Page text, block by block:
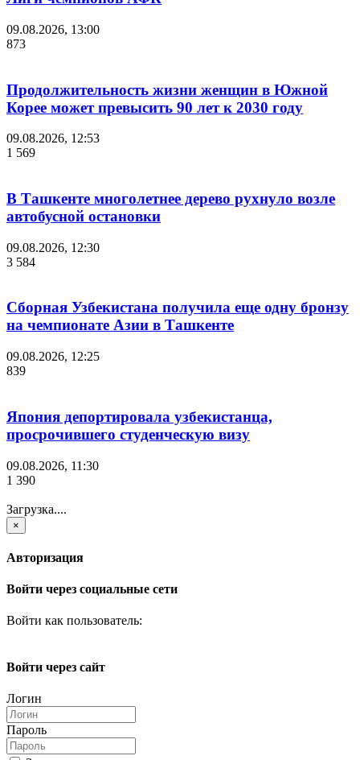
09.08.2026, 13:00
873
Продолжительность жизни женщин в Южной
Корее может превысить 90 лет к 2030 году
09.08.2026, 12:53
1 569
В Ташкенте многолетнее дерево рухнуло возле
автобусной остановки
09.08.2026, 12:30
3 584
Сборная Узбекистана получила еще одну бронзу
на чемпионате Азии в Ташкенте
09.08.2026, 12:25
839
Япония депортировала узбекистанца,
просрочившего студенческую визу
09.08.2026, 11:30
1 390
Загрузка....
×
Авторизация
Войти через социальные сети
Войти как пользователь:
Войти через сайт
Логин
Пароль